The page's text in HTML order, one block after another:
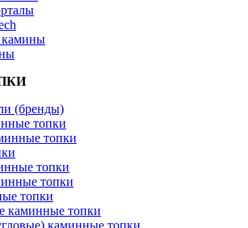
камины
(бренды)
топки
топки
топки
топки
топки
каминные топки
каминные топки